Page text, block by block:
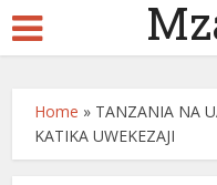
Home » TANZANIA NA
KATIKA UWEKEZAJI